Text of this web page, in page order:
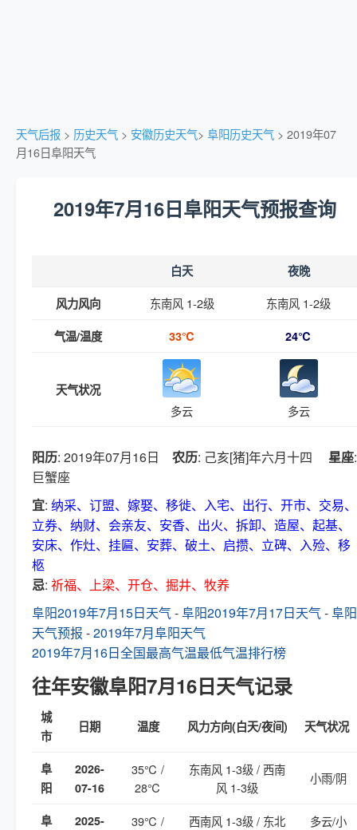
天气后报 > 历史天气 > 安徽历史天气> 阜阳历史天气 > 2019年07
月16日阜阳天气
2019年7月16日阜阳天气预报查询
白天 夜晚
风力风向 东南风 1-2级 东南风 1-2级
气温/温度 33℃ 24℃
天气状况
多云 多云
阳历: 2019年07月16日 农历: 己亥[猪]年六月十四 星座:
巨蟹座
宜: 纳采、订盟、嫁娶、移徙、入宅、出行、开市、交易、
立券、纳财、会亲友、安香、出火、拆卸、造屋、起基、
安床、作灶、挂匾、安葬、破土、启攒、立碑、入殓、移
柩
忌: 祈福、上梁、开仓、掘井、牧养
阜阳2019年7月15日天气-阜阳2019年7月17日天气-阜阳
天气预报 -2019年7月阜阳天气
2019年7月16日全国最高气温最低气温排行榜
往年安徽阜阳7月16日天气记录
城
市
日期 温度 风力方向(白天/夜间) 天气状况
阜
阳
2026-
07-16
35℃ /
28℃
东南风 1-3级 / 西南
风 1-3级
小雨/阴
阜
2025-
39℃ /
西南风 1-3级 / 东北
多云/小